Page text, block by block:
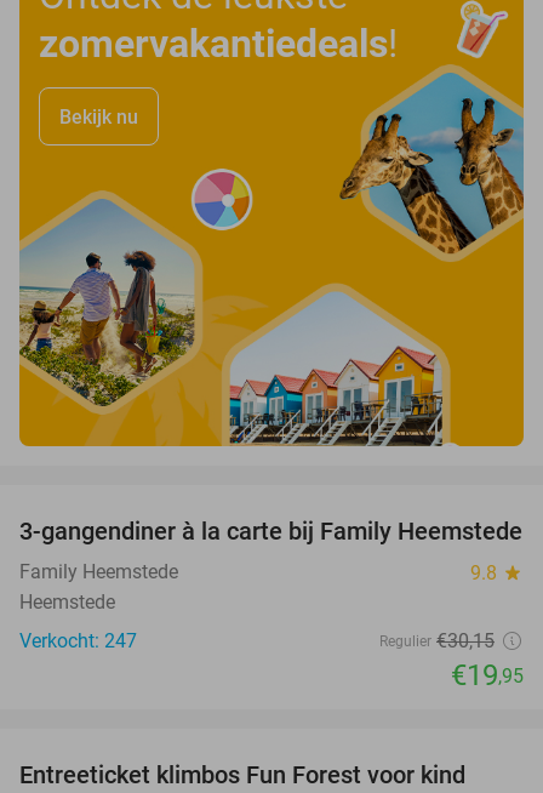
zomervakantiedeals!
Bekijk nu
34%
3-gangendiner à la carte bij Family Heemstede
Family Heemstede 9.8 star
Heemstede
Verkocht: 247
Regulier €30,15
€19,95
Entreeticket klimbos Fun Forest voor kind